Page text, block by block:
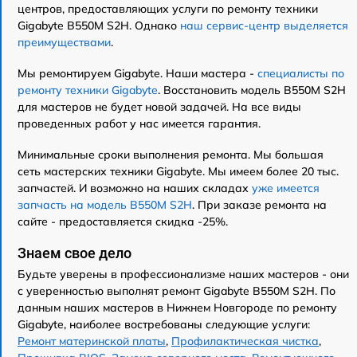
центров, предоставляющих услуги по ремонту техники
Gigabyte B550M S2H. Однако наш сервис-центр выделяется
преимуществами.
Мы ремонтируем Gigabyte. Наши мастера - специалисты по
ремонту техники Gigabyte. Восстановить модель B550M S2H
для мастеров не будет новой задачей. На все виды
проведенных работ у нас имеется гарантия.
Минимальные сроки выполнения ремонта. Мы большая
сеть мастерских техники Gigabyte. Мы имеем более 20 тыс.
запчастей. И возможно на наших складах уже имеется
запчасть на модель B550M S2H. При заказе ремонта на
сайте - предоставляется скидка -25%.
Знаем свое дело
Будьте уверены в профессионализме наших мастеров - они
с уверенностью выполнят ремонт Gigabyte B550M S2H. По
данным наших мастеров в Нижнем Новгороде по ремонту
Gigabyte, наиболее востребованы следующие услуги:
Ремонт материнской платы, Профилактическая чистка,